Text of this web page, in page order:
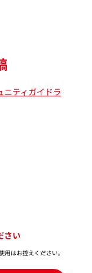
ニティガイドラ
さい
はお控えください。​